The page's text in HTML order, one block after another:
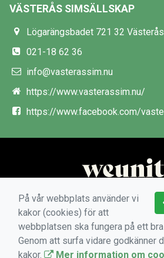
VÄSTERÅS SIMSÄLLSKAP
Lögarängsbadet 721 32 Västerås
021-18 62 36
info@vasterassim.nu
https://www.vasterassim.nu/
https://www.facebook.com/
På vår webbplats använder vi
kakor (cookies) för att
webbplatsen ska fungera på ett
Genom att surfa vidare godkänner
kakor.
Mer information om